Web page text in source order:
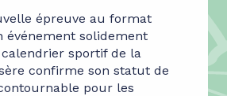
épreuve au format
événement solidement
sportif de la
confirme son statut de
pour les